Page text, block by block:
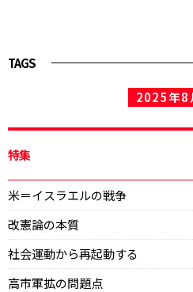
TAGS
2025年8
特集
米＝イスラエルの戦争
改憲論の本質
社会運動から再起動する
高市軍拡の問題点